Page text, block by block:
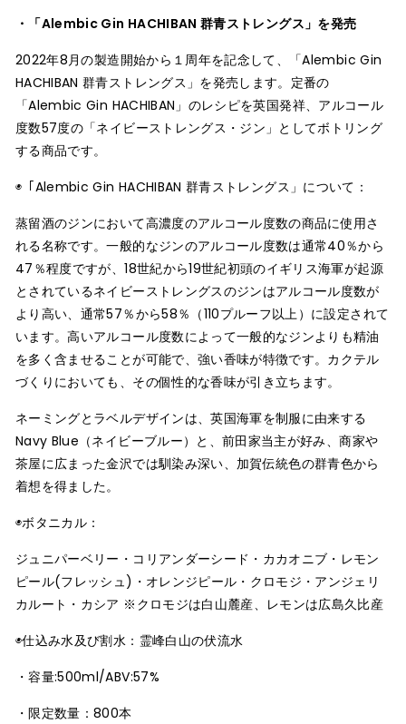
・「Alembic Gin HACHIBAN 群青ストレングス」を発売
2022年8月の製造開始から１周年を記念して、「Alembic Gin
HACHIBAN 群青ストレングス」を発売します。定番の
「Alembic Gin HACHIBAN」のレシピを英国発祥、アルコール
度数57度の「ネイビーストレングス・ジン」としてボトリング
する商品です。
◉「Alembic Gin HACHIBAN 群青ストレングス」について：
蒸留酒のジンにおいて高濃度のアルコール度数の商品に使用さ
れる名称です。一般的なジンのアルコール度数は通常40％から
47％程度ですが、18世紀から19世紀初頭のイギリス海軍が起源
とされているネイビーストレングスのジンはアルコール度数が
より高い、通常57％から58％（110プルーフ以上）に設定されて
います。高いアルコール度数によって一般的なジンよりも精油
を多く含ませることが可能で、強い香味が特徴です。カクテル
づくりにおいても、その個性的な香味が引き立ちます。
ネーミングとラベルデザインは、英国海軍を制服に由来する
Navy Blue（ネイビーブルー）と、前田家当主が好み、商家や
茶屋に広まった金沢では馴染み深い、加賀伝統色の群青色から
着想を得ました。
◉ボタニカル：
ジュニパーベリー・コリアンダーシード・カカオニブ・レモン
ピール(フレッシュ)・オレンジピール・クロモジ・アンジェリ
カルート・カシア ※クロモジは白山麓産、レモンは広島久比産
◉仕込み水及び割水：霊峰白山の伏流水
・容量:500ml/ABV:57%
・限定数量：800本